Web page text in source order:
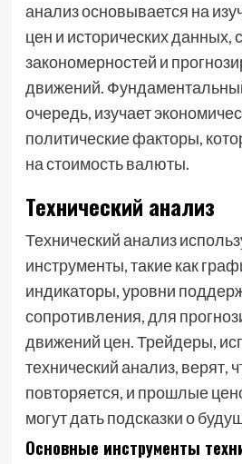
анализ основывается на
цен и исторических
закономерностей и
движений.
очередь, изучает
политические факторы,
на стоимость валюты.
Технический анализ
Технический анализ
инструменты, такие как
индикаторы, уровни
сопротивления, для
движений цен. Трейдеры,
технический анализ, верят,
повторяется, и прошлые
могут дать подсказки о
Основные инструменты